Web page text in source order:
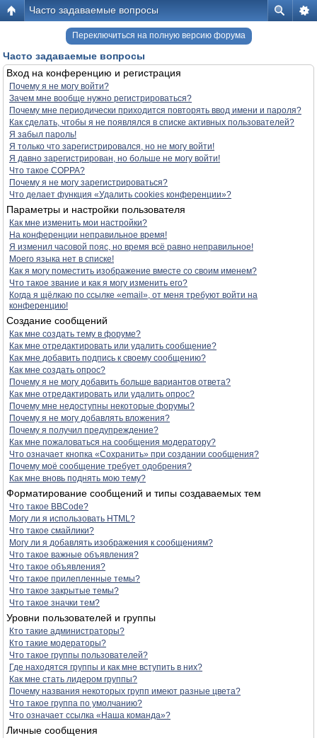
Часто задаваемые вопросы
Переключиться на полную версию форума
Часто задаваемые вопросы
Вход на конференцию и регистрация
Почему я не могу войти?
Зачем мне вообще нужно регистрироваться?
Почему мне периодически приходится повторять ввод имени и пароля?
Как сделать, чтобы я не появлялся в списке активных пользователей?
Я забыл пароль!
Я только что зарегистрировался, но не могу войти!
Я давно зарегистрирован, но больше не могу войти!
Что такое COPPA?
Почему я не могу зарегистрироваться?
Что делает функция «Удалить cookies конференции»?
Параметры и настройки пользователя
Как мне изменить мои настройки?
На конференции неправильное время!
Я изменил часовой пояс, но время всё равно неправильное!
Моего языка нет в списке!
Как я могу поместить изображение вместе со своим именем?
Что такое звание и как я могу изменить его?
Когда я щёлкаю по ссылке «email», от меня требуют войти на
конференцию!
Создание сообщений
Как мне создать тему в форуме?
Как мне отредактировать или удалить сообщение?
Как мне добавить подпись к своему сообщению?
Как мне создать опрос?
Почему я не могу добавить больше вариантов ответа?
Как мне отредактировать или удалить опрос?
Почему мне недоступны некоторые форумы?
Почему я не могу добавлять вложения?
Почему я получил предупреждение?
Как мне пожаловаться на сообщения модератору?
Что означает кнопка «Сохранить» при создании сообщения?
Почему моё сообщение требует одобрения?
Как мне вновь поднять мою тему?
Форматирование сообщений и типы создаваемых тем
Что такое BBCode?
Могу ли я использовать HTML?
Что такое смайлики?
Могу ли я добавлять изображения к сообщениям?
Что такое важные объявления?
Что такое объявления?
Что такое прилепленные темы?
Что такое закрытые темы?
Что такое значки тем?
Уровни пользователей и группы
Кто такие администраторы?
Кто такие модераторы?
Что такое группы пользователей?
Где находятся группы и как мне вступить в них?
Как мне стать лидером группы?
Почему названия некоторых групп имеют разные цвета?
Что такое группа по умолчанию?
Что означает ссылка «Наша команда»?
Личные сообщения